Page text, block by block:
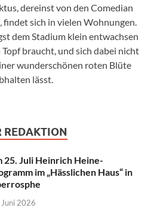
dereinst von den Comedian
sich in vielen Wohnungen.
dem Stadium klein entwachsen
braucht, und sich dabei nicht
wunderschönen roten Blüte
lässt.
REDAKTION
25. Juli Heinrich Heine-
im „Hässlichen Haus“ in
2026